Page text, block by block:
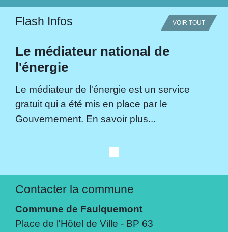
Flash Infos VOIR TOUT
Le médiateur national de
l'énergie
Le médiateur de l'énergie est un service
gratuit qui a été mis en place par le
Gouvernement. En savoir plus...
Contacter la commune
Commune de Faulquemont
Place de l'Hôtel de Ville - BP 63